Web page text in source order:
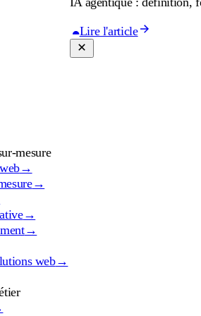
Lire l'article
mesure
→
→
→
→
web→